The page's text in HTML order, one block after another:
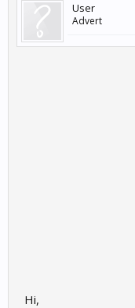
User
Advert
Hi,